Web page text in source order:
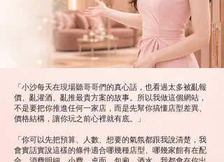
「小沙每天在現場聽哥哥們的真心話，也看過太多被亂報
價、亂灌酒、亂推最貴方案的故事。所以我做這個網站，
不是要把你推進任何一家店，而是先幫你搞懂店型差異、
價格結構，讓你玩之前心裡就有底。」
「你可以先把預算、人數、想要的氣氛都跟我說清楚，我
會實話實說這樣的條件適合哪幾種店型、哪幾家館有在配